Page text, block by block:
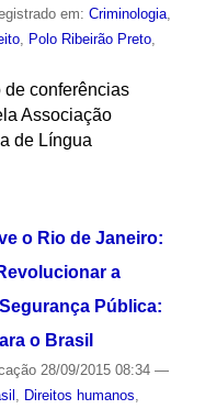
em: Criminologia,
, Polo Ribeirão Preto,
de conferências
Associação
de Língua
o Rio de Janeiro:
a
Pública:
o Brasil
28/09/2015 08:34 —
Direitos humanos